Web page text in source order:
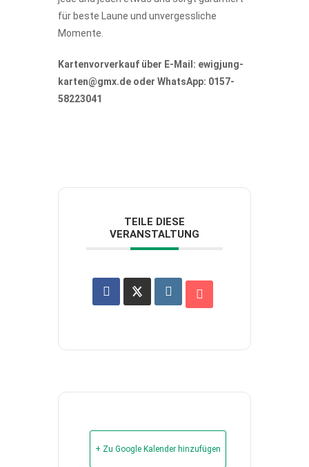
für beste Laune und unvergessliche
Momente.
Kartenvorverkauf über E-Mail: ewigjung-
karten@gmx.de oder WhatsApp: 0157-
58223041
TEILE DIESE
VERANSTALTUNG
+ Zu Google Kalender hinzufügen